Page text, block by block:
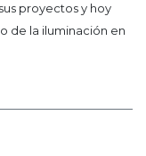
proyectos y hoy
de la iluminación en